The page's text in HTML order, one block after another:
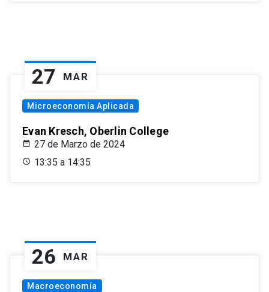
27 MAR
Microeconomía Aplicada
Evan Kresch, Oberlin College
27 de Marzo de 2024
13:35 a 14:35
26 MAR
Macroeconomía